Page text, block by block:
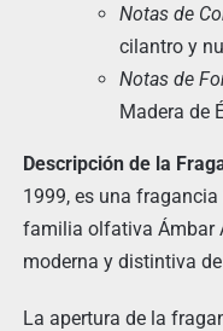
Notas de
cilantro y
Notas de
Madera de
Descripción de la
1999, es una
familia olfativa Ámbar
moderna y distintiva
La apertura de la